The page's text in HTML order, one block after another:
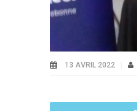
13 AVRIL 2022